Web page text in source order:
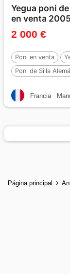
Yegua poni
en venta
2 000 €
Poni en venta
Poni de Silla
Francia
Página principal